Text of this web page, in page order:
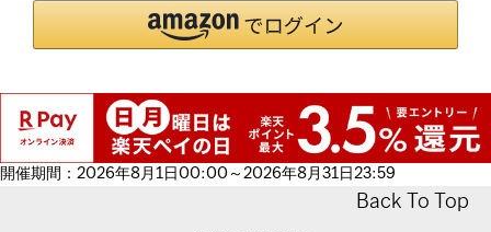
開催期間：2026年8月1日00:00～2026年8月31日23:59
Back To Top